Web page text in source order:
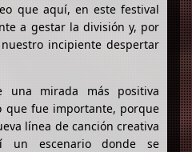
que aquí, en este festival
a gestar la división y, por
incipiente despertar
una mirada más positiva
que fue importante, porque
línea de canción creativa
un escenario donde se